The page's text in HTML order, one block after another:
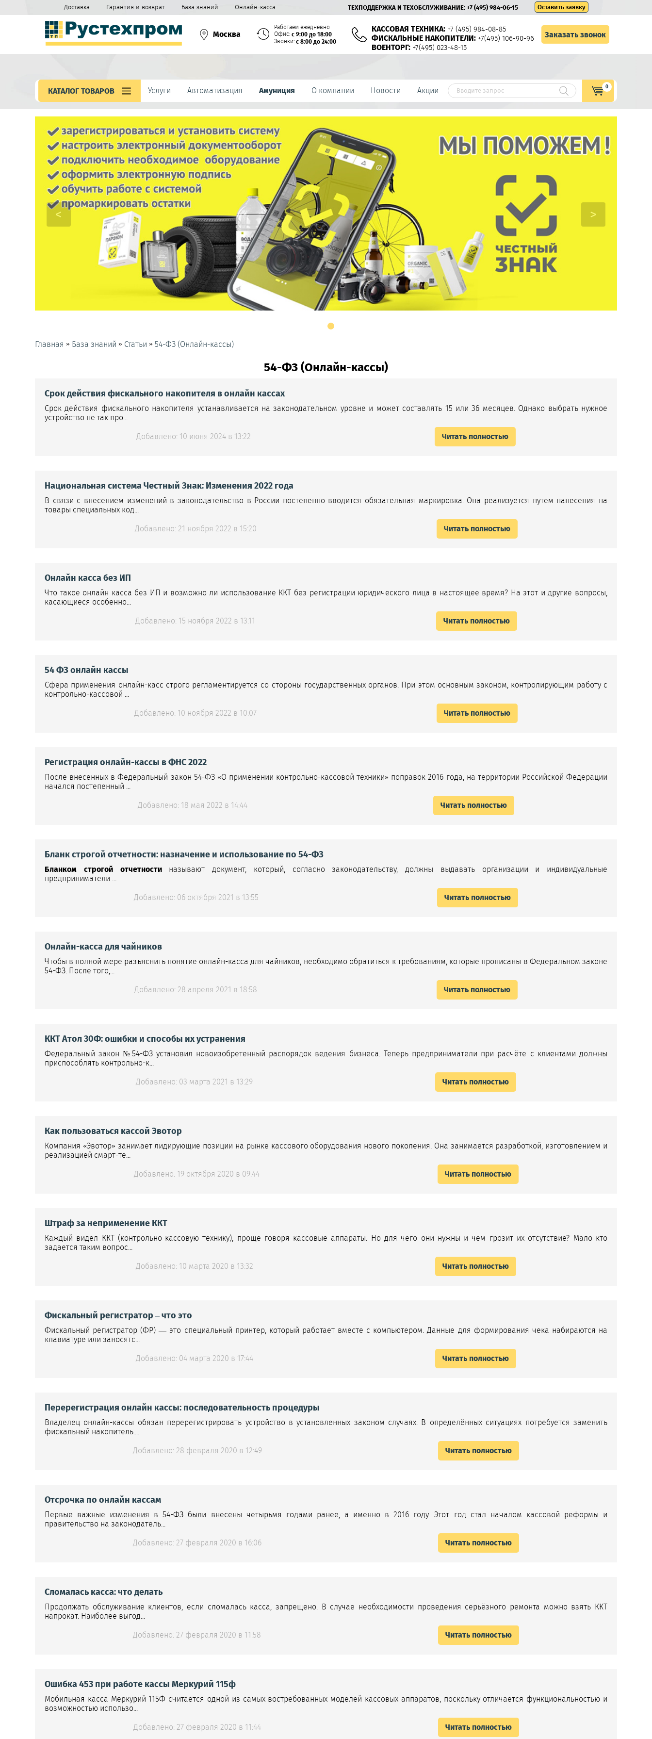
Доставка Гарантия и возврат База знаний Онлайн-касса ТЕХПОДДЕРЖКА И ТЕХОБСЛУЖИВАНИЕ: +7 (495) 984-06-15 Оставить заявку
Москва
Работаем ежедневно
Офис: с 9:00 до 18:00
Звонки: с 8:00 до 24:00
КАССОВАЯ ТЕХНИКА: +7 (495) 984-08-85
ФИСКАЛЬНЫЕ НАКОПИТЕЛИ: +7(495) 106-90-96
ВОЕНТОРГ: +7(495) 023-48-15
Заказать звонок
КАТАЛОГ ТОВАРОВ Услуги Автоматизация Амуниция О компании Новости Акции 0
< >
Главная » База знаний » Статьи » 54-ФЗ (Онлайн-кассы)
54-ФЗ (Онлайн-кассы)
Срок действия фискального накопителя в онлайн кассах
Срок действия фискального накопителя устанавливается на законодательном уровне и может составлять 15 или 36 месяцев. Однако выбрать нужное
устройство не так про...
Добавлено: 10 июня 2024 в 13:22 Читать полностью
Национальная система Честный Знак: Изменения 2022 года
В связи с внесением изменений в законодательство в России постепенно вводится обязательная маркировка. Она реализуется путем нанесения на
товары специальных код...
Добавлено: 21 ноября 2022 в 15:20 Читать полностью
Онлайн касса без ИП
Что такое онлайн касса без ИП и возможно ли использование ККТ без регистрации юридического лица в настоящее время? На этот и другие вопросы,
касающиеся особенно...
Добавлено: 15 ноября 2022 в 13:11 Читать полностью
54 ФЗ онлайн кассы
Сфера применения онлайн-касс строго регламентируется со стороны государственных органов. При этом основным законом, контролирующим работу с
контрольно-кассовой ...
Добавлено: 10 ноября 2022 в 10:07 Читать полностью
Регистрация онлайн-кассы в ФНС 2022
После внесенных в Федеральный закон 54-ФЗ «О применении контрольно-кассовой техники» поправок 2016 года, на территории Российской Федерации
начался постепенный ...
Добавлено: 18 мая 2022 в 14:44 Читать полностью
Бланк строгой отчетности: назначение и использование по 54-ФЗ
Бланком строгой отчетностиназывают документ, который, согласно законодательству, должны выдавать организации и индивидуальные
предприниматели ...
Добавлено: 06 октября 2021 в 13:55 Читать полностью
Онлайн-касса для чайников
Чтобы в полной мере разъяснить понятие онлайн-касса для чайников, необходимо обратиться к требованиям, которые прописаны в Федеральном законе
54-ФЗ. После того,...
Добавлено: 28 апреля 2021 в 18:58 Читать полностью
ККТ Атол 30Ф: ошибки и способы их устранения
Федеральный закон №54-ФЗ установил новоизобретенный распорядок ведения бизнеса. Теперь предприниматели при расчёте с клиентами должны
приспособлять контрольно-к...
Добавлено: 03 марта 2021 в 13:29 Читать полностью
Как пользоваться кассой Эвотор
Компания «Эвотор» занимает лидирующие позиции на рынке кассового оборудования нового поколения. Она занимается разработкой, изготовлением и
реализацией смарт-те...
Добавлено: 19 октября 2020 в 09:44 Читать полностью
Штраф за неприменение ККТ
Каждый видел ККТ (контрольно-кассовую технику), проще говоря кассовые аппараты. Но для чего они нужны и чем грозит их отсутствие? Мало кто
задается таким вопрос...
Добавлено: 10 марта 2020 в 13:32 Читать полностью
Фискальный регистратор – что это
Фискальный регистратор (ФР) — это специальный принтер, который работает вместе с компьютером. Данные для формирования чека набираются на
клавиатуре или заносятс...
Добавлено: 04 марта 2020 в 17:44 Читать полностью
Перерегистрация онлайн кассы: последовательность процедуры
Владелец онлайн-кассы обязан перерегистрировать устройство в установленных законом случаях. В определённых ситуациях потребуется заменить
фискальный накопитель....
Добавлено: 28 февраля 2020 в 12:49 Читать полностью
Отсрочка по онлайн кассам
Первые важные изменения в 54-ФЗ были внесены четырьмя годами ранее, а именно в 2016 году. Этот год стал началом кассовой реформы и
правительство на законодатель...
Добавлено: 27 февраля 2020 в 16:06 Читать полностью
Сломалась касса: что делать
Продолжать обслуживание клиентов, если сломалась касса, запрещено. В случае необходимости проведения серьёзного ремонта можно взять ККТ
напрокат. Наиболее выгод...
Добавлено: 27 февраля 2020 в 11:58 Читать полностью
Ошибка 453 при работе кассы Меркурий 115ф
Мобильная касса Меркурий 115Ф считается одной из самых востребованных моделей кассовых аппаратов, поскольку отличается функциональностью и
возможностью использо...
Добавлено: 27 февраля 2020 в 11:44 Читать полностью